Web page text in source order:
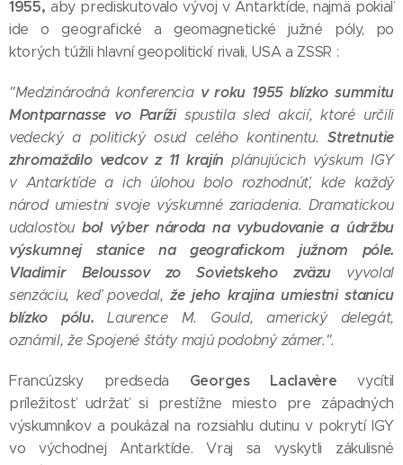
1955, aby prediskutovalo vývoj v Antarktíde, najmä pokiaľ
ide o geografické a geomagnetické južné póly, po
ktorých túžili hlavní geopolitickí rivali, USA a ZSSR :
"Medzinárodná konferencia v roku 1955 blízko summitu
Montparnasse vo Parížispustila sled akcií, ktoré určili
vedecký a politický osud celého kontinentu.Stretnutie
zhromaždilo vedcov z 11 krajínplánujúcich výskum IGY
v Antarktíde a ich úlohou bolo rozhodnúť, kde každý
národ umiestni svoje výskumné zariadenia. Dramatickou
udalosťou bol výber národa na vybudovanie a údržbu
výskumnej stanice na geografickom južnom póle.
Vladimir Beloussov zo Sovietskeho zväzu vyvolal
senzáciu, keď povedal,že jeho krajina umiestni stanicu
blízko pólu.Laurence M. Gould, americký delegát,
oznámil, že Spojené štáty majú podobný zámer.".
Francúzsky predseda Georges Laclavère vycítil
príležitosť udržať si prestížne miesto pre západných
výskumníkov a poukázal na rozsiahlu dutinu v pokrytí IGY
vo východnej Antarktíde. Vraj sa vyskytli zákulisné